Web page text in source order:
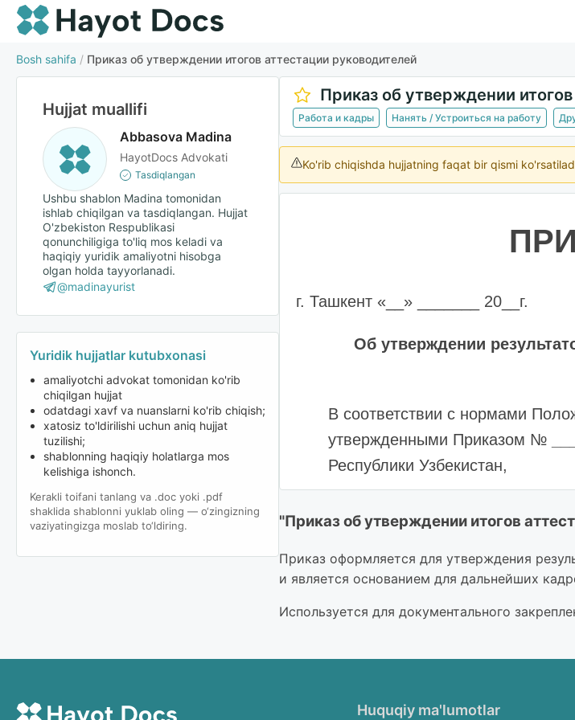
Bosh sahifa / Приказ об утверждении итогов аттестации руководителей
Hujjat muallifi
Abbasova Madina
HayotDocs Advokati
Tasdiqlangan
Ushbu shablon Madina tomonidan
ishlab chiqilgan va tasdiqlangan. Hujjat
O'zbekiston Respublikasi
qonunchiligiga to'liq mos keladi va
haqiqiy yuridik amaliyotni hisobga
olgan holda tayyorlanadi.
@madinayurist
Yuridik hujjatlar kutubxonasi
amaliyotchi advokat tomonidan ko'rib
chiqilgan hujjat
odatdagi xavf va nuanslarni ko'rib chiqish;
xatosiz to'ldirilishi uchun aniq hujjat
tuzilishi;
shablonning haqiqiy holatlarga mos
kelishiga ishonch.
Kerakli toifani tanlang va .doc yoki .pdf
shaklida shablonni yuklab oling — o‘zingizning
vaziyatingizga moslab to‘ldiring.
Работа и кадры Нанять / Устроиться на работу
Ko'rib chiqishda hujjatning faqat bir qismi
г. Ташкент «__» ­­­­­­­_______ 20__г.
Об утверждении
В соответствии с нормами
утвержденными Приказом №
Республики Узбекистан,
ФИО,общий стаж: ____ лет. Из
Приказом №_____ от ______г.
квалификационным признакам,
"Приказ об утверждении итогов
Приказ оформляется для утверждения
и является основанием для дальнейших
Используется для документального
Huquqiy ma'lumotlar